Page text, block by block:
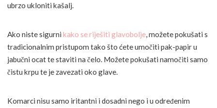
ubrzo ukloniti kašalj.
Ako niste sigurni kako se riješiti glavobolje, možete pokušati s
tradicionalnim pristupom tako što ćete umočiti pak-papir u
jabučni ocat te staviti na čelo. Možete pokušati namočiti samo
čistu krpu te je zavezati oko glave.
Komarci nisu samo iritantni i dosadni nego i u određenim